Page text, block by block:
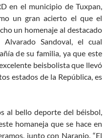
en el municipio de Tuxpan,
un gran acierto el que el
un homenaje al destacado
Sandoval, el cual
de su familia, ya que este
beisbolista que llevó
estados de la República, es
bello deporte del béisbol,
homaneja que se hace en
junto con Naranjo, “El